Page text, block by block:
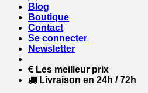
Blog
Boutique
Contact
Se connecter
Newsletter
Les meilleur prix
Livraison en 24h / 72h